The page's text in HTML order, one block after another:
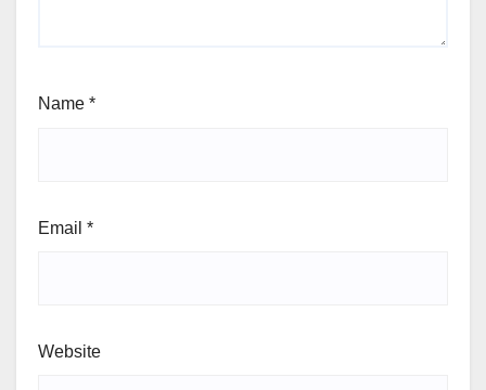
Name *
Email *
Website